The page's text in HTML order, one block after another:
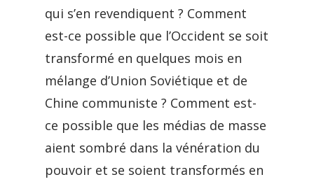
qui s’en revendiquent ? Comment
est-ce possible que l’Occident se soit
transformé en quelques mois en
mélange d’Union Soviétique et de
Chine communiste ? Comment est-
ce possible que les médias de masse
aient sombré dans la vénération du
pouvoir et se soient transformés en